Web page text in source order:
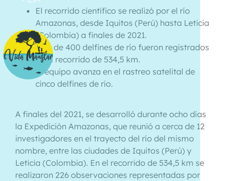
El recorrido científico se realizó por el río
Amazonas, desde Iquitos (Perú) hasta Leticia
(Colombia) a finales de 2021.
Más de 400 delfines de río fueron registrados
en el recorrido de 534,5 km.
El equipo avanza en el rastreo satelital de
cinco delfines de río.
A finales del 2021, se desarrolló durante ocho días
la Expedición Amazonas, que reunió a cerca de 12
investigadores en el trayecto del río del mismo
nombre, entre las ciudades de Iquitos (Perú) y
Leticia (Colombia). En el recorrido de 534,5 km se
realizaron 226 observaciones representadas por